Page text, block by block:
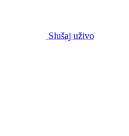
Slušaj uživo